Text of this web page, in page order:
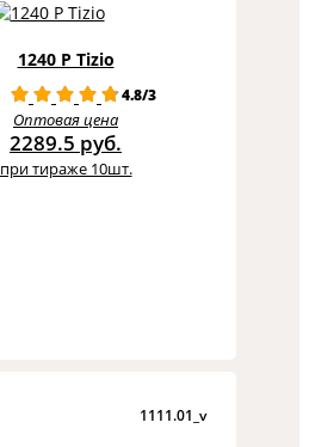
1240 Р Tizio
4.8/3
Оптовая цена
2289.5 руб.
при тираже 10шт.
1111.01_v